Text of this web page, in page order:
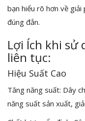
bạn hiểu rõ hơn về
đúng đắn.
Lợi Ích khi
liên tục:
Hiệu Suất Cao
Tăng năng suất: Dây
năng suất sản xuất,